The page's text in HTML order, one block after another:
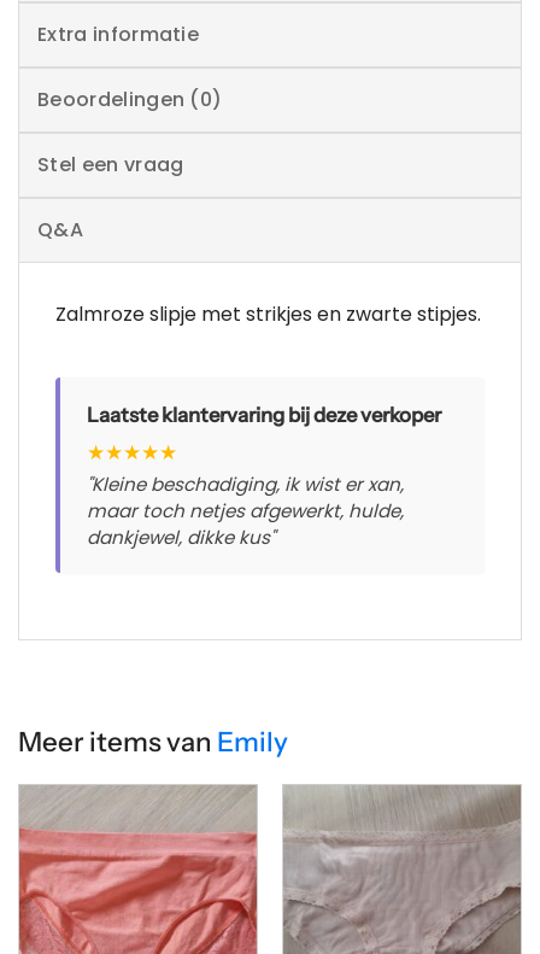
Extra informatie
Beoordelingen (0)
Stel een vraag
Q&A
Zalmroze slipje met strikjes en zwarte stipjes.
Laatste klantervaring bij deze verkoper
★★★★★
"Kleine beschadiging, ik wist er xan,
maar toch netjes afgewerkt, hulde,
dankjewel, dikke kus"
Meer items van Emily